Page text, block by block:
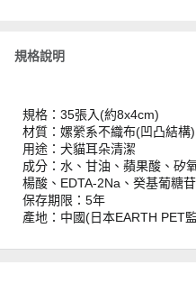
規格說明
規格：35張入(約8x4cm)
材質：嫘縈系不織布(凹凸結構)
用途：犬貓耳朵清潔
成分：水、甘油、蘋果酸、矽
楊酸、EDTA-2Na、癸基葡糖
保存期限：5年
產地：中國(日本EARTH PET